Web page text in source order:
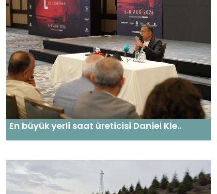
En büyük yerli saat üreticisi Daniel Kle..